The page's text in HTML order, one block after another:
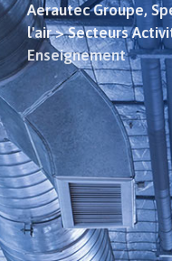
Aerautec Groupe,
l'air>Secteurs
Enseignement